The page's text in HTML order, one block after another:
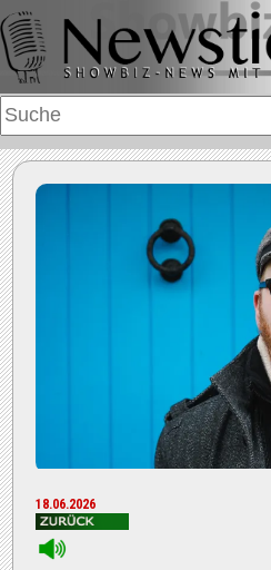
18.06.2026